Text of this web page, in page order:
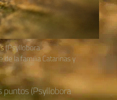
(Psyllobora
la familia Catarinas y
puntos (Psyllobora